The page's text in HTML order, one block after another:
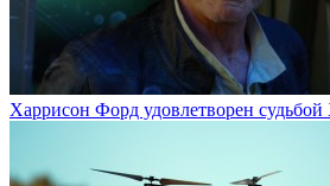
Харрисон Форд удовлетворен